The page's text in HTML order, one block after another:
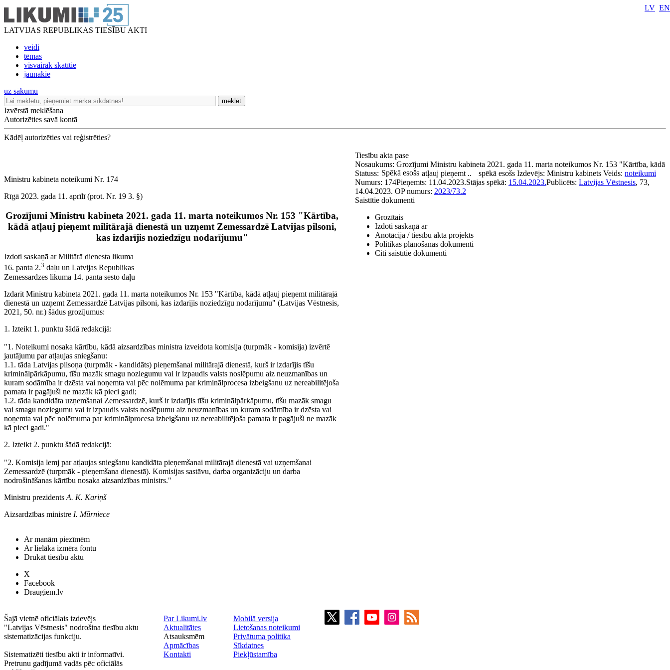
LATVIJAS REPUBLIKAS TIESĪBU AKTI
veidi
tēmas
visvairāk skatītie
jaunākie
LV EN
uz sākumu
meklēt
Izvērstā meklēšana
Autorizēties savā kontā
Kādēļ autorizēties vai reģistrēties?
Ministru kabineta noteikumi Nr. 174
Rīgā 2023. gada 11. aprīlī (prot. Nr. 19 3. §)
Grozījumi Ministru kabineta 2021. gada 11. marta noteikumos Nr. 153 "Kārtība,
kādā atļauj pieņemt militārajā dienestā un uzņemt Zemessardzē Latvijas pilsoni,
kas izdarījis noziedzīgu nodarījumu"
Izdoti saskaņā ar Militārā dienesta likuma
16. panta 2.3 daļu un Latvijas Republikas
Zemessardzes likuma 14. panta sesto daļu
Izdarīt Ministru kabineta 2021. gada 11. marta noteikumos Nr. 153 "Kārtība, kādā atļauj pieņemt militārajā
dienestā un uzņemt Zemessardzē Latvijas pilsoni, kas izdarījis noziedzīgu nodarījumu" (Latvijas Vēstnesis,
2021, 50. nr.) šādus grozījumus:
1. Izteikt 1. punktu šādā redakcijā:
"1. Noteikumi nosaka kārtību, kādā aizsardzības ministra izveidota komisija (turpmāk - komisija) izvērtē
jautājumu par atļaujas sniegšanu:
1.1. tāda Latvijas pilsoņa (turpmāk - kandidāts) pieņemšanai militārajā dienestā, kurš ir izdarījis tīšu
kriminālpārkāpumu, tīšu mazāk smagu noziegumu vai ir izpaudis valsts noslēpumu aiz neuzmanības un
kuram sodāmība ir dzēsta vai noņemta vai pēc nolēmuma par kriminālprocesa izbeigšanu uz nereabilitējoša
pamata ir pagājuši ne mazāk kā pieci gadi;
1.2. tāda kandidāta uzņemšanai Zemessardzē, kurš ir izdarījis tīšu kriminālpārkāpumu, tīšu mazāk smagu
vai smagu noziegumu vai ir izpaudis valsts noslēpumu aiz neuzmanības un kuram sodāmība ir dzēsta vai
noņemta vai pēc nolēmuma par kriminālprocesa izbeigšanu uz nereabilitējoša pamata ir pagājuši ne mazāk
kā pieci gadi."
2. Izteikt 2. punktu šādā redakcijā:
"2. Komisija lemj par atļaujas sniegšanu kandidāta pieņemšanai militārajā dienestā vai uzņemšanai
Zemessardzē (turpmāk - pieņemšana dienestā). Komisijas sastāvu, darba organizāciju un darba
nodrošināšanas kārtību nosaka aizsardzības ministrs."
Ministru prezidents A. K. Kariņš
Aizsardzības ministre I. Mūrniece
Tiesību akta pase
Nosaukums: Grozījumi Ministru kabineta 2021. gada 11. marta noteikumos Nr. 153 "Kārtība, kādā
atļauj pieņemt ..
Statuss: Spēkā esošs spēkā esošs Izdevējs: Ministru kabinets Veids: noteikumi
Numurs: 174Pieņemts: 11.04.2023.Stājas spēkā: 15.04.2023.Publicēts: Latvijas Vēstnesis, 73,
14.04.2023. OP numurs: 2023/73.2
Saistītie dokumenti
Grozītais
Izdoti saskaņā ar
Anotācija / tiesību akta projekts
Politikas plānošanas dokumenti
Citi saistītie dokumenti
Ar manām piezīmēm
Ar lielāka izmēra fontu
Drukāt tiesību aktu
X
Facebook
Draugiem.lv
Šajā vietnē oficiālais izdevējs
"Latvijas Vēstnesis" nodrošina tiesību aktu
sistematizācijas funkciju.
Sistematizēti tiesību akti ir informatīvi.
Pretrunu gadījumā vadās pēc oficiālās
Par Likumi.lv
Aktualitātes
Atsauksmēm
Apmācības
Kontakti
Mobilā versija
Lietošanas noteikumi
Privātuma politika
Sīkdatnes
Piekļūstamība